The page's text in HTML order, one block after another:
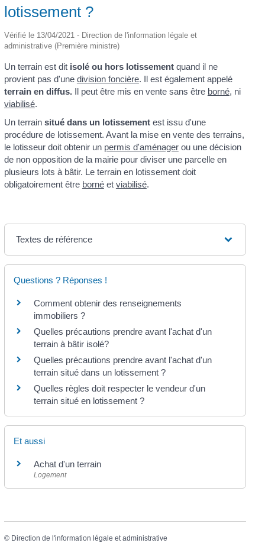
lotissement ?
Vérifié le 13/04/2021 - Direction de l'information légale et
administrative (Première ministre)
Un terrain est dit isoléou hors lotissementquand il ne
provient pas d'une division foncière. Il est également appelé
terrain en diffus.Il peut être mis en vente sans être borné, ni
viabilisé.
Un terrain situé dans un lotissementest issu d'une
procédure de lotissement. Avant la mise en vente des terrains,
le lotisseur doit obtenir un permis d'aménagerou une décision
de non opposition de la mairie pour diviser une parcelle en
plusieurs lots à bâtir. Le terrain en lotissement doit
obligatoirement être bornéet viabilisé.
Textes de référence
Questions ? Réponses !
Comment obtenir des renseignements
immobiliers ?
Quelles précautions prendre avant l'achat d'un
terrain à bâtir isolé?
Quelles précautions prendre avant l'achat d'un
terrain situé dans un lotissement ?
Quelles règles doit respecter le vendeur d'un
terrain situé en lotissement ?
Et aussi
Achat d'un terrain
Logement
© Direction de l'information légale et administrative